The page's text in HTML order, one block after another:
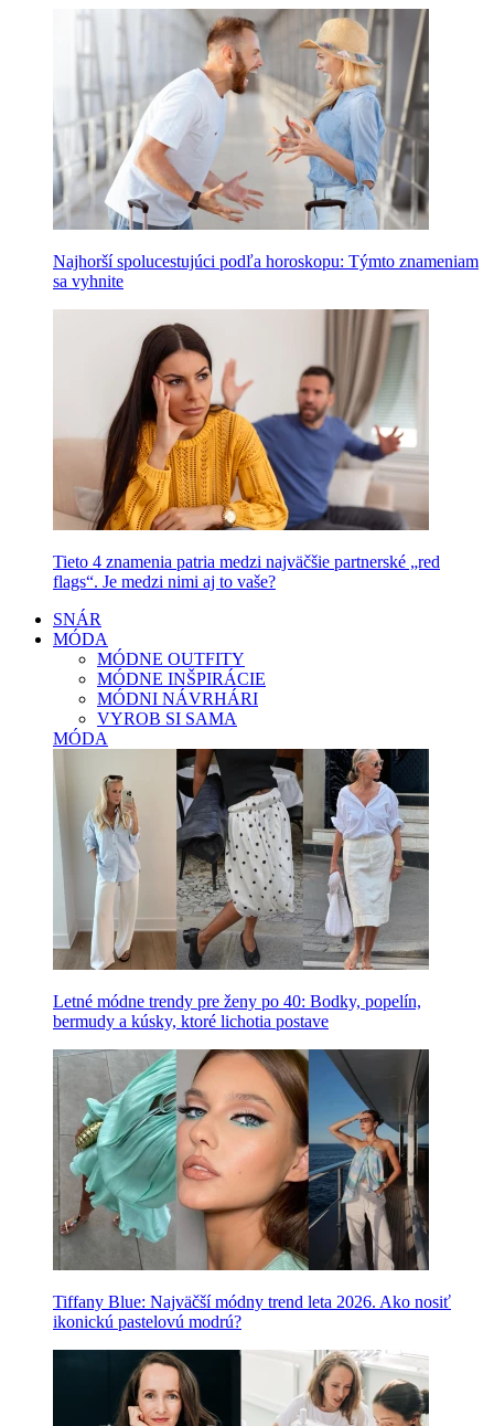
Najhorší spolucestujúci podľa horoskopu: Týmto znameniam
sa vyhnite
Tieto 4 znamenia patria medzi najväčšie partnerské „red
flags“. Je medzi nimi aj to vaše?
SNÁR
MÓDA
MÓDNE OUTFITY
MÓDNE INŠPIRÁCIE
MÓDNI NÁVRHÁRI
VYROB SI SAMA
MÓDA
Letné módne trendy pre ženy po 40: Bodky, popelín,
bermudy a kúsky, ktoré lichotia postave
Tiffany Blue: Najväčší módny trend leta 2026. Ako nosiť
ikonickú pastelovú modrú?